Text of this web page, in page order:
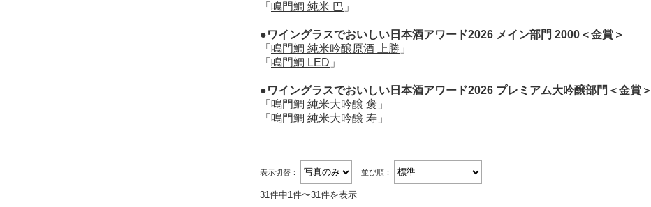
「 鳴門鯛 純米 巴 」
●ワイングラスでおいしい日本酒アワード2026 メイン部門 2000＜金賞＞
「 鳴門鯛 純米吟醸原酒 上勝 」
「 鳴門鯛 LED 」
●ワイングラスでおいしい日本酒アワード2026 プレミアム大吟醸部門＜金賞＞
「 鳴門鯛 純米大吟醸 褒 」
「 鳴門鯛 純米大吟醸 寿 」
表示切替： 並び順：
31件中1件〜31件を表示